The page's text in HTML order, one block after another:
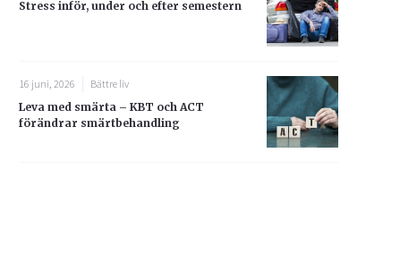
Stress inför, under och efter semestern
16 juni, 2026
Bättre liv
Leva med smärta – KBT och ACT
förändrar smärtbehandling